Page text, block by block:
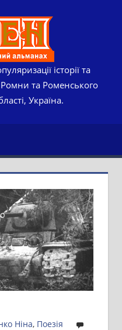
історії та
Ромни та Роменського
Україна.
Ніна, Поезія